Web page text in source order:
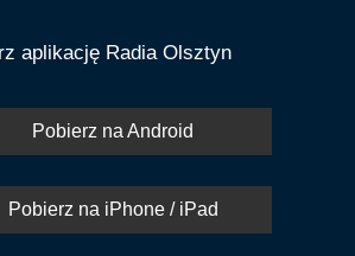
aplikację Radia Olsztyn
Pobierz na Android
Pobierz na iPhone / iPad